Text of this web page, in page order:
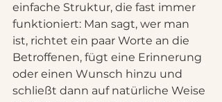
einfache Struktur, die fast immer
funktioniert: Man sagt, wer man
ist, richtet ein paar Worte an die
Betroffenen, fügt eine Erinnerung
oder einen Wunsch hinzu und
schließt dann auf natürliche Weise